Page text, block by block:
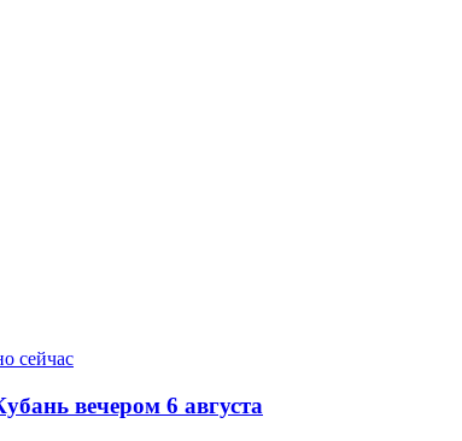
вечером 6 августа